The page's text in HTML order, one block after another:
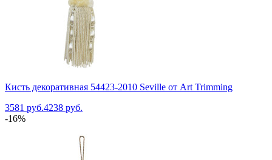
Кисть декоративная 54423-2010 Seville от Art Trimming
3581 руб.4238 руб.
-16%